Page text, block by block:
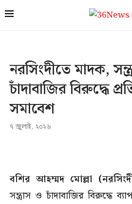
নরসিংদীতে মাদক,
চাঁদাবাজির বিরুদ্ধে
সমাবেশ
৭ জুলাই, ২০২৬
বশির আহম্মদ মোল্লা
সন্ত্রাস ও চাঁদাবাজির বিরুদ্ধে